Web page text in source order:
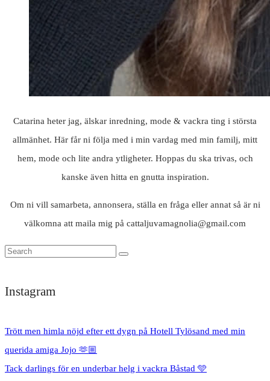
Catarina heter jag, älskar inredning, mode & vackra ting i största
allmänhet. Här får ni följa med i min vardag med min familj, mitt
hem, mode och lite andra ytligheter. Hoppas du ska trivas, och
kanske även hitta en gnutta inspiration.
Om ni vill samarbeta, annonsera, ställa en fråga eller annat så är ni
välkomna att maila mig på cattaljuvamagnolia@gmail.com
Instagram
Trött men himla nöjd efter ett dygn på Hotell Tylösand med min
querida amiga Jojo 🫶🏼
Tack darlings för en underbar helg i vackra Båstad 🩵